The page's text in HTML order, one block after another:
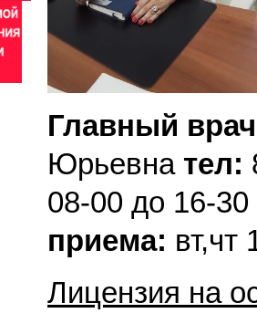
Главный
Юрьевна тел:
08-00 до 16-30
приема: вт,чт
Лицензия на